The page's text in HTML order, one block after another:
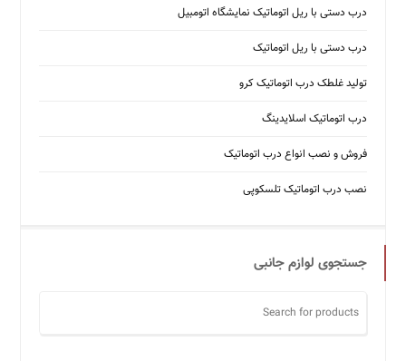
درب دستی با ریل اتوماتیک نمایشگاه اتومبیل
درب دستی با ریل اتوماتیک
تولید غلطک درب اتوماتیک کرو
درب اتوماتیک اسلایدینگ
فروش و نصب انواع درب اتوماتیک
نصب درب اتوماتیک تلسکوپی
جستجوی لوازم جانبی